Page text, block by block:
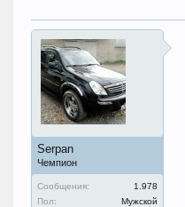
Serpan
Чемпион
Сообщения:
1.978
Пол:
Мужской